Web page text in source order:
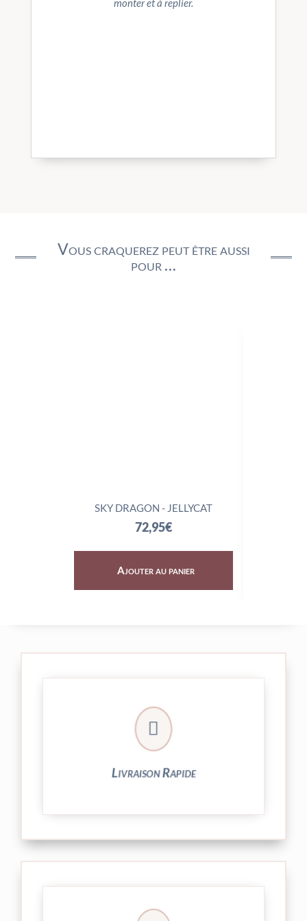
monter et à replier.
Vous craquerez peut être aussi
pour …
SKY DRAGON - JELLYCAT
72,95€
Ajouter au panier

Livraison Rapide
Votre commande est expédiée sous
24/48h et livrée par Colissimo.
► contact@peekaboo.fr